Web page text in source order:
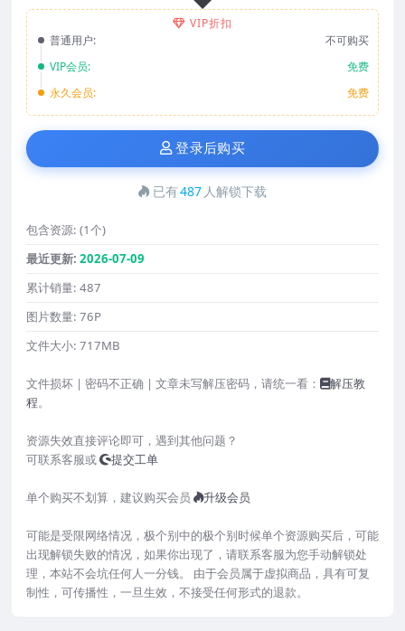
VIP折扣
普通用户:
不可购买
VIP会员:
免费
永久会员:
免费
登录后购买
已有487 人解锁下载
包含资源: (1个)
最近更新: 2026-07-09
累计销量: 487
图片数量: 76P
文件大小: 717MB
文件损坏 | 密码不正确 | 文章未写解压密码，请统一看：
解压教
程。
资源失效直接评论即可，遇到其他问题？
可联系客服或
提交工单
单个购买不划算，建议购买会员 升级会员
可能是受限网络情况，极个别中的极个别时候单个资源购买后，可能
出现解锁失败的情况，如果你出现了，请联系客服为您手动解锁处
理，本站不会坑任何人一分钱。 由于会员属于虚拟商品，具有可复
制性，可传播性，一旦生效，不接受任何形式的退款。